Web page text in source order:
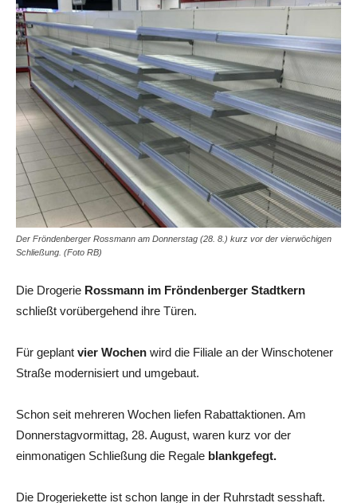
Der Fröndenberger Rossmann am Donnerstag (28. 8.) kurz vor der vierwöchigen
Schließung. (Foto RB)
Die Drogerie Rossmann im Fröndenberger Stadtkern
schließt vorübergehend ihre Türen.
Für geplant vier Wochen wird die Filiale an der Winschotener
Straße modernisiert und umgebaut.
Schon seit mehreren Wochen liefen Rabattaktionen. Am
Donnerstagvormittag, 28. August, waren kurz vor der
einmonatigen Schließung die Regale blankgefegt.
Die Drogeriekette ist schon lange in der Ruhrstadt sesshaft.